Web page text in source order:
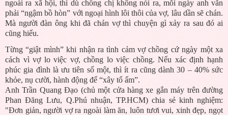
ngoài ra xã hội, thì dù chồng chị không nói ra, mỗi ngày anh vẫn
phải “ngậm bồ hòn” với ngoại hình lôi thôi của vợ, lâu dần sẽ chán.
Mà người đàn ông khi đã chán vợ thì chuyện gì xảy ra sau đó ai
cũng hiểu.
Từng “giật mình” khi nhận ra tình cảm vợ chồng cứ ngày một xa
cách vì vợ lo việc vợ, chồng lo việc chồng. Nếu xác định hạnh
phúc gia đình là ưu tiên số một, thì ít ra cũng dành 30 – 40% sức
khỏe, nụ cười, hành động để “xây tổ ấm”.
Anh Trần Quang Đạo (chủ một cửa hàng xe gắn máy trên đường
Phan Đăng Lưu, Q.Phú nhuận, TP.HCM) chia sẻ kinh nghiệm:
"Đơn giản, người vợ ra ngoài làm ăn, luôn tươi vui, xinh đẹp, ngọt